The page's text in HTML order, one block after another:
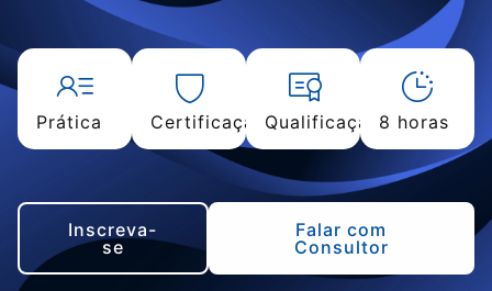
Prática CertificaçãoQualificação8 horas
Inscreva-
se
Falar com
Consultor